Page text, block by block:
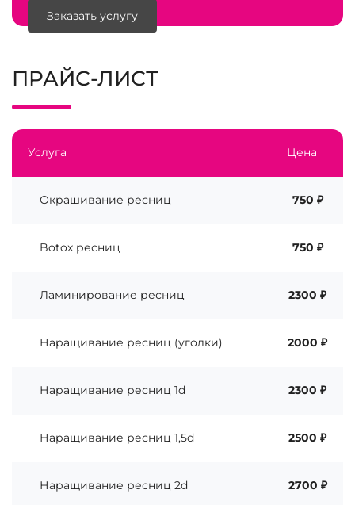
Заказать услугу
ПРАЙС-ЛИСТ
Услуга Цена
Окрашивание ресниц 750 ₽
Botox ресниц 750 ₽
Ламинирование ресниц 2300 ₽
Наращивание ресниц (уголки) 2000 ₽
Наращивание ресниц 1d 2300 ₽
Наращивание ресниц 1,5d 2500 ₽
Наращивание ресниц 2d 2700 ₽